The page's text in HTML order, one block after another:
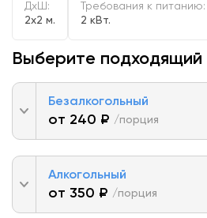
ДxШ:
2x2 м.
Требования к питанию:
2 кВт.
Выберите подходящий
Безалкогольный
от 240 ₽ /порция
Алкогольный
от 350 ₽ /порция